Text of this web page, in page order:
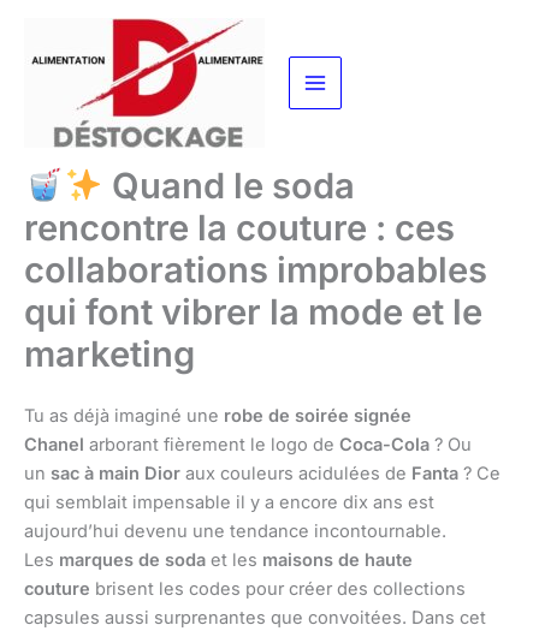
contenu
Quand le soda
rencontre la couture : ces
collaborations improbables
qui font vibrer la mode et le
marketing
Tu as déjà imaginé une robe de soirée signée
Chanel arborant fièrement le logo de Coca-Cola ? Ou
un sac à main Dior aux couleurs acidulées de Fanta ? Ce
qui semblait impensable il y a encore dix ans est
aujourd’hui devenu une tendance incontournable.
Les marques de soda et les maisons de haute
couture brisent les codes pour créer des collections
capsules aussi surprenantes que convoitées. Dans cet